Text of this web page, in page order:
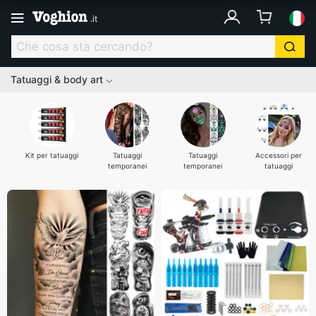
.it
Tatuaggi & body art
Kit per tatuaggi
Tatuaggi
temporanei
Tatuaggi
temporanei
Accessori per
tatuaggi